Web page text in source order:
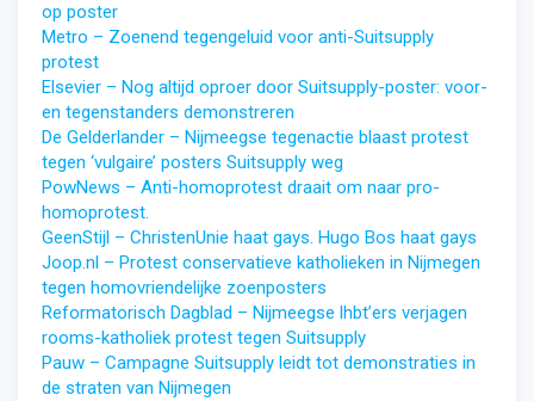
op poster
Metro – Zoenend tegengeluid voor anti-Suitsupply
protest
Elsevier – Nog altijd oproer door Suitsupply-poster: voor-
en tegenstanders demonstreren
De Gelderlander – Nijmeegse tegenactie blaast protest
tegen ‘vulgaire’ posters Suitsupply weg
PowNews – Anti-homoprotest draait om naar pro-
homoprotest.
GeenStijl – ChristenUnie haat gays. Hugo Bos haat gays
Joop.nl – Protest conservatieve katholieken in Nijmegen
tegen homovriendelijke zoenposters
Reformatorisch Dagblad – Nijmeegse lhbt’ers verjagen
rooms-katholiek protest tegen Suitsupply
Pauw – Campagne Suitsupply leidt tot demonstraties in
de straten van Nijmegen